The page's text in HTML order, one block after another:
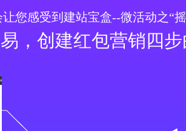
您感受到建站宝盒--微活动之“
，创建红包营销四步